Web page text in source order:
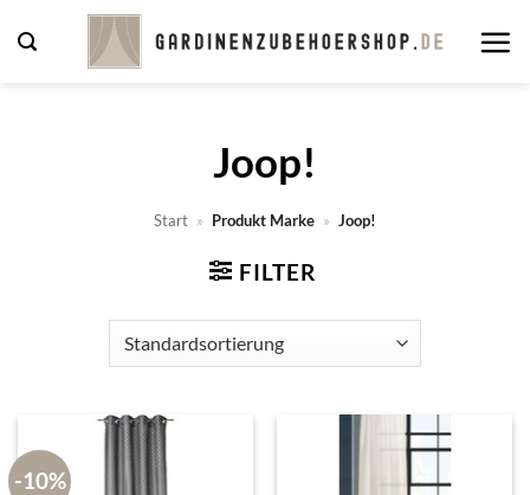
Inhalt
Joop!
Start » Produkt Marke » Joop!
FILTER
-10%